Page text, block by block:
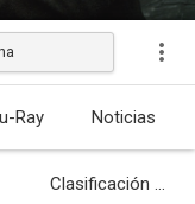
Ray Noticias
Clasificación por edades